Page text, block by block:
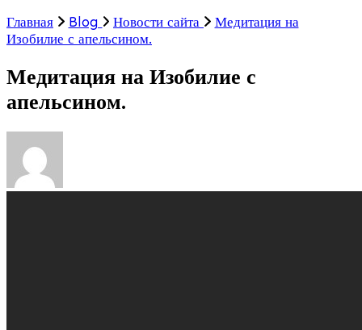
Главная
Blog Новости сайта
Медитация на
Изобилие с апельсином.
Медитация на Изобилие с
апельсином.